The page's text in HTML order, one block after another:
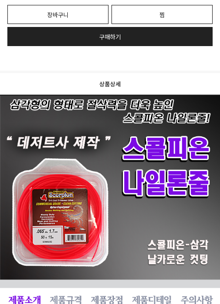
장바구니 찜
구매하기
상품상세